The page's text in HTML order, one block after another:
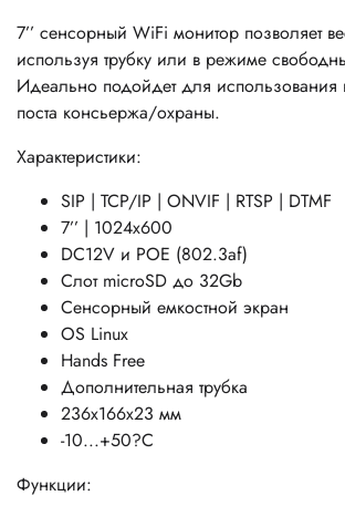
7’’ сенсорный WiFi монитор позволяет
используя трубку или в режиме
Идеально подойдет для
поста консьержа/охраны.
Характеристики:
SIP | TCP/IP | ONVIF | RTSP | DTMF
7’’ | 1024x600
DC12V и POE (802.3af)
Слот microSD до 32Gb
Сенсорный емкостной экран
OS Linux
Hands Free
Дополнительная трубка
236x166x23 мм
-10...+50?C
Функции: